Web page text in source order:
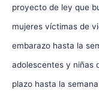
proyecto de ley que
mujeres víctimas de
embarazo hasta la
adolescentes y niñas
plazo hasta la semana